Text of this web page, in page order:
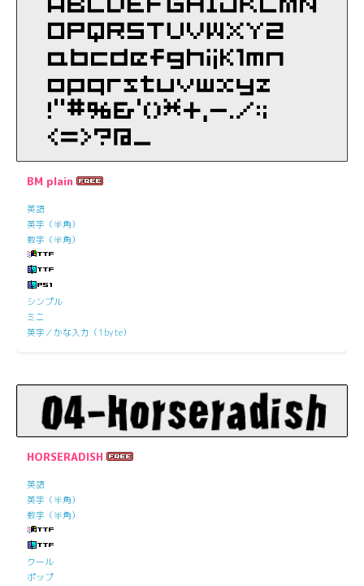
BM plain
英語
英字（半角）
数字（半角）
シンプル
ミニ
英字／かな入力（1byte）
HORSERADISH
英語
英字（半角）
数字（半角）
クール
ポップ